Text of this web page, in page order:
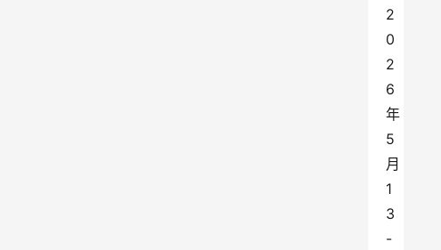
2
0
2
6
年
5
月
1
3
-